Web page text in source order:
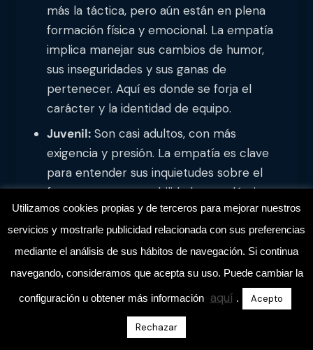
más la táctica, pero aún están en plena
formación física y emocional. La empatía
implica manejar sus cambios de humor,
sus inseguridades y sus ganas de
pertenecer. Aquí es donde se forja el
carácter y la identidad de equipo.
Juvenil:Son casi adultos, con más
exigencia y presión. La empatía es clave
para entender sus inquietudes sobre el
futuro, sus responsabilidades académicas
o laborales, y cómo equilibrar el fútbol
con el resto de su vida. Aquí, el modelo de
juego puede ser más complejo, pero la
comunicación debe ser adulta y
Tus aliados en el banquillo: la
Utilizamos cookies propias y de terceros para mejorar nuestros
servicios y mostrarle publicidad relacionada con sus preferencias
mediante el análisis de sus hábitos de navegación. Si continua
navegando, consideramos que acepta su uso. Puede cambiar la
configuración u obtener más información aquí . Acepto
Rechazar